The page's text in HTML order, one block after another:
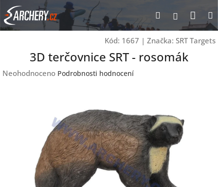
Přejít
na
obsah
Hledat
Kód: 1667 | Značka: SRT Targets
3D terčovnice SRT - rosomák
Průměrné
Neohodnoceno Podrobnosti hodnocení